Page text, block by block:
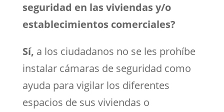
seguridad en las viviendas y/o
establecimientos comerciales?
Sí, a los ciudadanos no se les prohíbe
instalar cámaras de seguridad como
ayuda para vigilar los diferentes
espacios de sus viviendas o